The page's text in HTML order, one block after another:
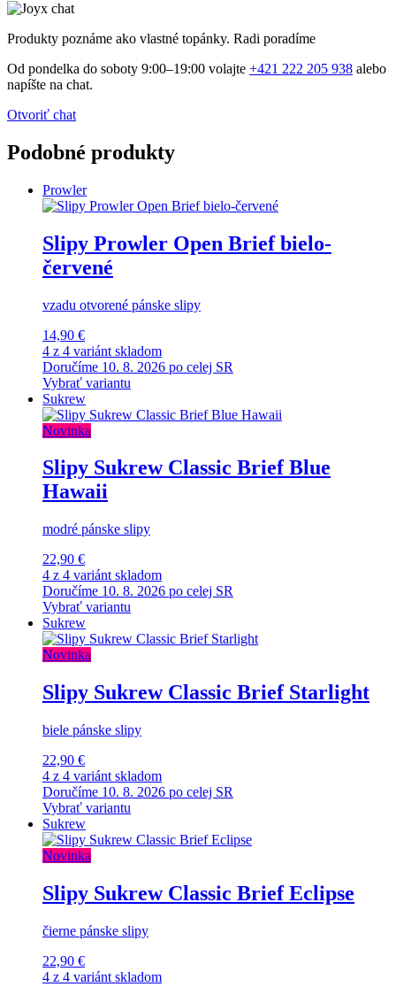
Produkty poznáme ako vlastné topánky. Radi poradíme
Od pondelka do soboty 9:00–19:00 volajte +421 222 205 938 alebo
napíšte na chat.
Otvoriť chat
Podobné produkty
Prowler
Slipy Prowler Open Brief bielo-
červené
vzadu otvorené pánske slipy
14,90 €
4 z 4 variánt skladom
Doručíme 10. 8. 2026 po celej SR
Vybrať variantu
Sukrew
Novinka
Slipy Sukrew Classic Brief Blue
Hawaii
modré pánske slipy
22,90 €
4 z 4 variánt skladom
Doručíme 10. 8. 2026 po celej SR
Vybrať variantu
Sukrew
Novinka
Slipy Sukrew Classic Brief Starlight
biele pánske slipy
22,90 €
4 z 4 variánt skladom
Doručíme 10. 8. 2026 po celej SR
Vybrať variantu
Sukrew
Novinka
Slipy Sukrew Classic Brief Eclipse
čierne pánske slipy
22,90 €
4 z 4 variánt skladom